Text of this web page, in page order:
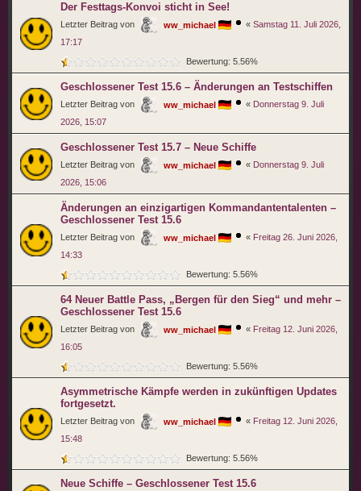
Der Festtags-Konvoi sticht in See!
Letzter Beitrag von ww_michael « Samstag 11. Juli 2026,
17:17
Bewertung: 5.56%
Geschlossener Test 15.6 – Änderungen an Testschiffen
Letzter Beitrag von ww_michael « Donnerstag 9. Juli
2026, 15:07
Geschlossener Test 15.7 – Neue Schiffe
Letzter Beitrag von ww_michael « Donnerstag 9. Juli
2026, 15:06
Änderungen an einzigartigen Kommandantentalenten –
Geschlossener Test 15.6
Letzter Beitrag von ww_michael « Freitag 26. Juni 2026,
14:33
Bewertung: 5.56%
64 Neuer Battle Pass, „Bergen für den Sieg“ und mehr –
Geschlossener Test 15.6
Letzter Beitrag von ww_michael « Freitag 12. Juni 2026,
16:05
Bewertung: 5.56%
Asymmetrische Kämpfe werden in zukünftigen Updates
fortgesetzt.
Letzter Beitrag von ww_michael « Freitag 12. Juni 2026,
15:48
Bewertung: 5.56%
Neue Schiffe – Geschlossener Test 15.6